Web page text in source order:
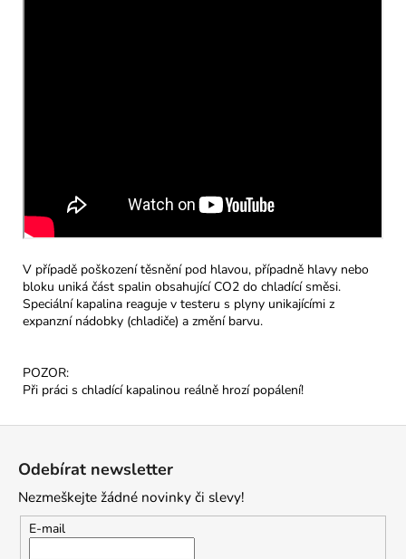
V případě poškození těsnění pod hlavou, případně hlavy nebo
bloku uniká část spalin obsahující CO2 do chladící směsi.
Speciální kapalina reaguje v testeru s plyny unikajícími z
expanzní nádobky (chladiče) a změní barvu.
POZOR:
Při práci s chladící kapalinou reálně hrozí popálení!
Odebírat newsletter
Nezmeškejte žádné novinky či slevy!
E-mail